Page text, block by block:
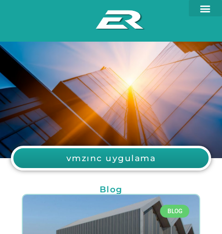
vmzınc uygulama
Blog
BLOG